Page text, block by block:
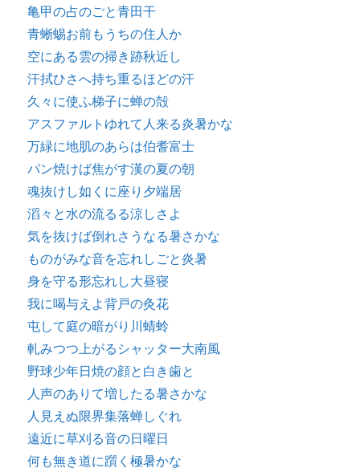
亀甲の占のごと青田干
青蜥蜴お前もうちの住人か
空にある雲の掃き跡秋近し
汗拭ひさへ持ち重るほどの汗
久々に使ふ梯子に蝉の殻
アスファルトゆれて人来る炎暑かな
万緑に地肌のあらは伯耆富士
パン焼けば焦がす漢の夏の朝
魂抜けし如くに座り夕端居
滔々と水の流るる涼しさよ
気を抜けば倒れさうなる暑さかな
ものがみな音を忘れしごと炎暑
身を守る形忘れし大昼寝
我に喝与えよ背戸の灸花
屯して庭の暗がり川蜻蛉
軋みつつ上がるシャッター大南風
野球少年日焼の顔と白き歯と
人声のありて増したる暑さかな
人見えぬ限界集落蝉しぐれ
遠近に草刈る音の日曜日
何も無き道に躓く極暑かな